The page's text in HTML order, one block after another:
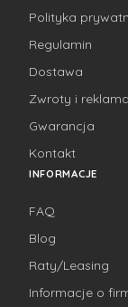
Polityka
Regulamin
Dostawa
Zwroty i
Gwarancja
Kontakt
INFORMACJE
FAQ
Blog
Raty/Leasing
Informacje o